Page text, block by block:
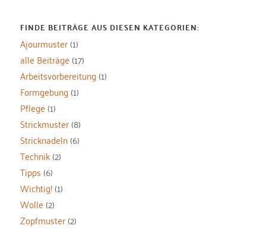
FINDE BEITRÄGE AUS DIESEN KATEGORIEN:
Ajourmuster(1)
alle Beiträge(17)
Arbeitsvorbereitung(1)
Formgebung(1)
Pflege(1)
Strickmuster(8)
Stricknadeln(6)
Technik(2)
Tipps(6)
Wichtig!(1)
Wolle(2)
Zopfmuster(2)